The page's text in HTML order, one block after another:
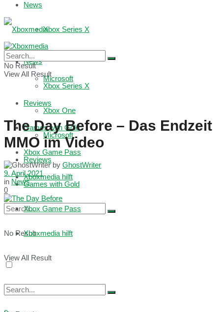
News
Xbox Series X
Microsoft
Reviews
Games with Gold
Xbox Game Pass
Xboxmedia hilft
No Result
View All Result
News
Xbox Series X
Xbox One
Microsoft
Reviews
Games with Gold
Xbox Game Pass
Xboxmedia hilft
No Result
View All Result
The Day Before – Das Endzeit
MMO im Video
by GhostWriter
9. April 2021
in News
0